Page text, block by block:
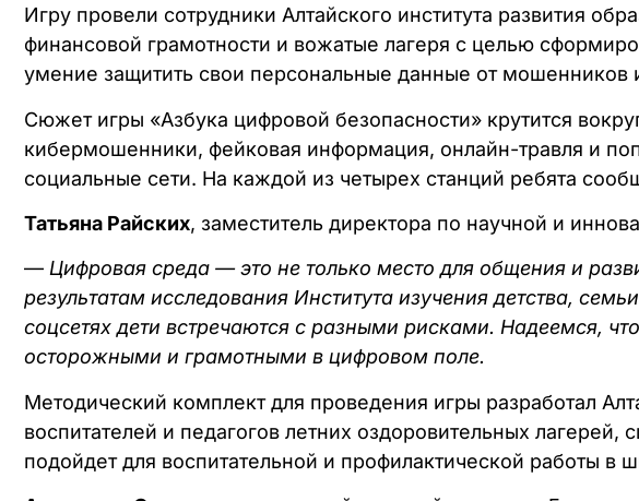
Игру провели сотрудники Алтайского института развития
финансовой грамотности и вожатые лагеря с целью
умение защитить свои персональные данные от мошенников
Сюжет игры «Азбука цифровой безопасности» крутится
кибермошенники, фейковая информация, онлайн-травля и
социальные сети. На каждой из четырех станций ребята
Татьяна Райских, заместитель директора по научной и
— Цифровая среда — это не только место для общения и
результатам исследования Института изучения детства,
соцсетях дети встречаются с разными рисками. Надеемся,
осторожными и грамотными в цифровом поле.
Методический комплект для проведения игры разработал
воспитателей и педагогов летних оздоровительных
подойдет для воспитательной и профилактической работы в